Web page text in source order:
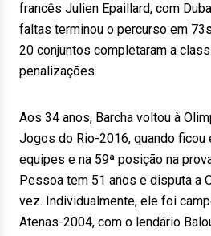
francês Julien Epaillard, com
faltas terminou o percurso em
20 conjuntos completaram a
penalizações.
Aos 34 anos, Barcha voltou à
Jogos do Rio-2016, quando ficou
equipes e na 59ª posição na
Pessoa tem 51 anos e disputa a
vez. Individualmente, ele foi
Atenas-2004, com o lendário